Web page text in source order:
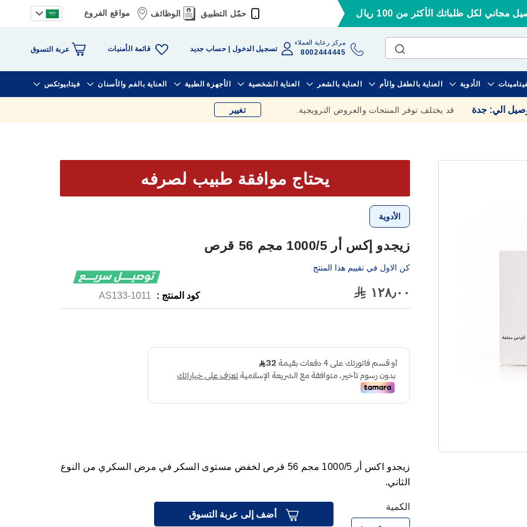
مجاني لكل طلباتك الأكثر من 100 ريال حمّل التطبيق الوظائف مواقع الفروع
مركز رعاية العملاء
8002444445 تسجيل الدخول حساب جديد قائمة الأمنيات عربة التسوق
الأدوية العناية بالطفل والأم العناية بالشعر العناية الشخصية الأجهزة الطبية العناية بالفم والأسنان فيتابيوتكس
الي: جدة قد يختلف توفر المنتجات والعروض الترويجية. تغيير
يحتاج موافقة طبيب لصرفه
الأدوية
زيجدو إكس أر 1000/5 مجم 56 قرص
كن الاول في تقييم هذا المنتج
١٢٨٫٠٠ كود المنتج : 1011-AS133
زيجدو اكس أر 1000/5 مجم 56 قرص